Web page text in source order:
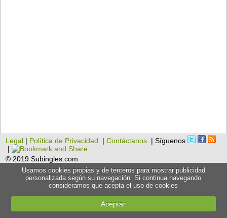
Legal | Política de Privacidad |Contáctanos | Síguenos
|
© 2019 Subingles.com
Usamos cookies propias y de terceros para mostrar publicidad
personalizada según su navegación. Si continua navegando
consideramos que acepta el uso de cookies
Aceptar